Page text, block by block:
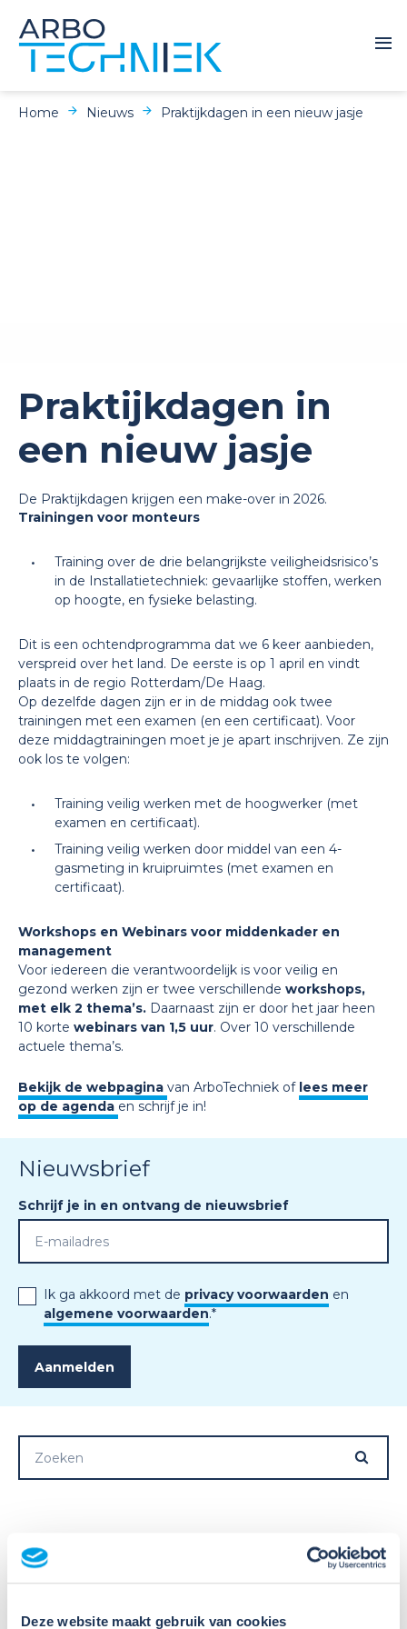
Deze website maakt gebruik van cookies
Home Nieuws Praktijkdagen in een nieuw jasje
Praktijkdagen in
een nieuw jasje
De Praktijkdagen krijgen een make-over in 2026.
Trainingen voor monteurs
Training over de drie belangrijkste veiligheidsrisico’s
in de Installatietechniek: gevaarlijke stoffen, werken
op hoogte, en fysieke belasting.
Dit is een ochtendprogramma dat we 6 keer aanbieden,
verspreid over het land. De eerste is op 1 april en vindt
plaats in de regio Rotterdam/De Haag.
Op dezelfde dagen zijn er in de middag ook twee
trainingen met een examen (en een certificaat). Voor
deze middagtrainingen moet je je apart inschrijven. Ze zijn
ook los te volgen:
Training veilig werken met de hoogwerker (met
examen en certificaat).
Training veilig werken door middel van een 4-
gasmeting in kruipruimtes (met examen en
certificaat).
Workshops en Webinars voor middenkader en
management
Voor iedereen die verantwoordelijk is voor veilig en
gezond werken zijn er twee verschillende workshops,
met elk 2 thema’s. Daarnaast zijn er door het jaar heen
10 korte webinars van 1,5 uur. Over 10 verschillende
actuele thema’s.
Bekijk de webpagina van ArboTechniek of lees meer
op de agenda en schrijf je in!
Nieuwsbrief
Schrijf je in en ontvang de nieuwsbrief
Ik ga akkoord met de privacy voorwaarden en
algemene voorwaarden.*
Meer nieuws